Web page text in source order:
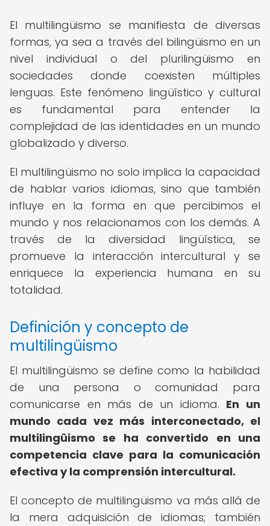
El multilingüismo se manifiesta de diversas
formas, ya sea a través del bilingüismo en un
nivel individual o del plurilingüismo en
sociedades donde coexisten múltiples
lenguas. Este fenómeno lingüístico y cultural
es fundamental para entender la
complejidad de las identidades en un mundo
globalizado y diverso.
El multilingüismo no solo implica la capacidad
de hablar varios idiomas, sino que también
influye en la forma en que percibimos el
mundo y nos relacionamos con los demás. A
través de la diversidad lingüística, se
promueve la interacción intercultural y se
enriquece la experiencia humana en su
totalidad.
Definición y concepto de
multilingüismo
El multilingüismo se define como la habilidad
de una persona o comunidad para
comunicarse en más de un idioma. En un
mundo cada vez más interconectado, el
multilingüismo se ha convertido en una
competencia clave para la comunicación
efectiva y la comprensión intercultural.
El concepto de multilingüismo va más allá de
la mera adquisición de idiomas; también